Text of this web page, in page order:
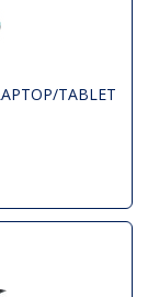
TABLET